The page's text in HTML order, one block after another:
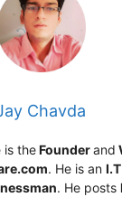
Chavda
theFounderand
. He is an
. He posts